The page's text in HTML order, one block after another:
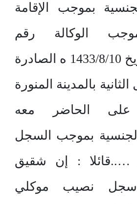
بموجب الإقامة
الوكالة رقم
33217527 تاريخ 1433/8/10 ه الصادرة
بالمدينة المنورة
الحاضر معه
بموجب السجل
…..قائلا : إن شقيق
نصيب موكلي